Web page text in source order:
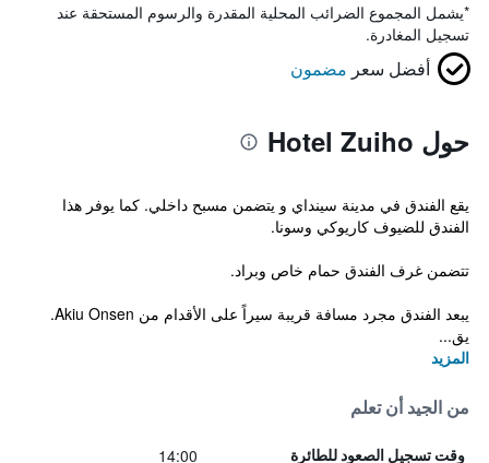
*يشمل المجموع الضرائب المحلية المقدرة والرسوم المستحقة عند
تسجيل المغادرة.
أفضل سعر مضمون
حول Hotel Zuiho
يقع الفندق في مدينة سينداي و يتضمن مسبح داخلي. كما يوفر هذا
الفندق للضيوف كاريوكي وسونا.
تتضمن غرف الفندق حمام خاص وبراد.
يبعد الفندق مجرد مسافة قريبة سيراً على الأقدام من Akiu Onsen.
يق...
المزيد
من الجيد أن تعلم
وقت تسجيل الصعود للطائرة 14:00